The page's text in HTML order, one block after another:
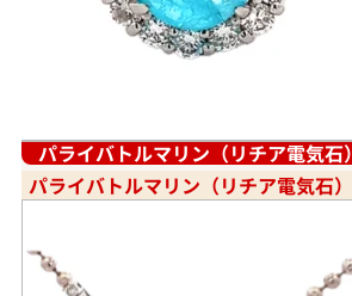
パライバトルマリン（リチア電気石）
パライバトルマリン（リチア電気石）